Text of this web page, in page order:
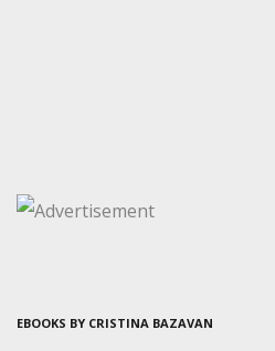
EBOOKS BY CRISTINA BAZAVAN